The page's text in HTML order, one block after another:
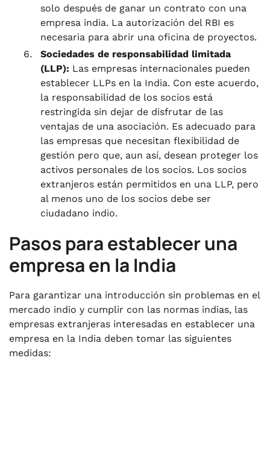
solo después de ganar un contrato con una
empresa india. La autorización del RBI es
necesaria para abrir una oficina de proyectos.
Sociedades de responsabilidad limitada
(LLP): Las empresas internacionales pueden
establecer LLPs en la India. Con este acuerdo,
la responsabilidad de los socios está
restringida sin dejar de disfrutar de las
ventajas de una asociación. Es adecuado para
las empresas que necesitan flexibilidad de
gestión pero que, aun así, desean proteger los
activos personales de los socios. Los socios
extranjeros están permitidos en una LLP, pero
al menos uno de los socios debe ser
ciudadano indio.
Pasos para establecer una
empresa en la India
Para garantizar una introducción sin problemas en el
mercado indio y cumplir con las normas indias, las
empresas extranjeras interesadas en establecer una
empresa en la India deben tomar las siguientes
medidas: